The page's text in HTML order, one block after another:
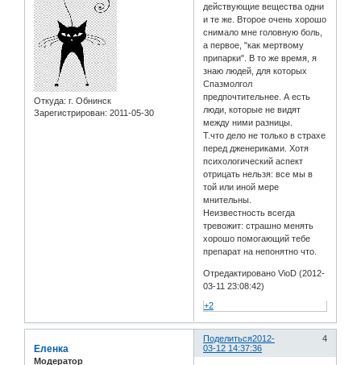
Откуда: г. Обнинск
Зарегистрирован: 2011-05-30
действующие вещества одни
и те же. Второе очень хорошо
снимало мне головную боль,
а первое, "как мертвому
припарки". В то же время, я
знаю людей, для которых
Спазмолгол
предпочтительнее. А есть
люди, которые не видят
между ними разницы.
Т.что дело не только в страхе
перед дженериками. Хотя
психологический аспект
отрицать нельзя: все мы в
той или иной мере
мнительны.
Неизвестность всегда
тревожит: страшно менять
хорошо помогающий тебе
препарат на непонятно что.
Отредактировано VioD (2012-
03-11 23:08:42)
+2
Поделиться 4
2012-
03-12 14:37:36
Еленка
Модератор